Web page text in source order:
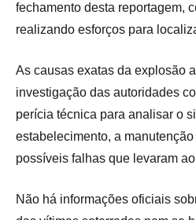
fechamento desta reportagem,
realizando esforços para
As causas exatas da explosão
investigação das autoridades
perícia técnica para analisar o
estabelecimento, a
possíveis falhas que levaram
Não há informações oficiais